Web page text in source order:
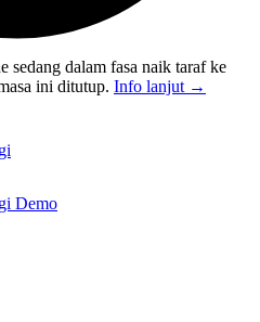
sedang dalam fasa naik taraf ke
ini ditutup. Info lanjut →
Demo